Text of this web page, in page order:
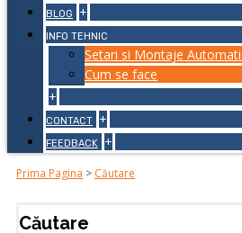
BLOG +
INFO TEHNIC
Setari si Montaje
Cum se face
+
CONTACT +
FEEDBACK +
Prima Pagina > Căutare
Căutare